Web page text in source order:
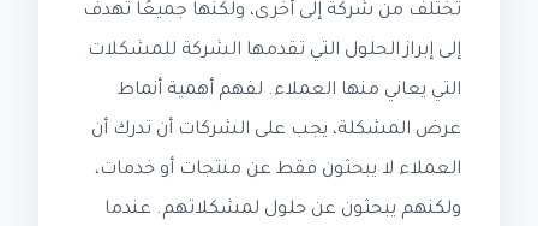
تختلف من شركة إلى أخرى، ولكنها جميعًا تهدف
إلى إبراز الحلول التي تقدمها الشركة للمشكلات
التي يعاني منها العملاء. لفهم أهمية أنماط
عرض المشكلة، يجب على الشركات أن تدرك أن
العملاء لا يبحثون فقط عن منتجات أو خدمات،
ولكنهم يبحثون عن حلول لمشكلاتهم. عندما